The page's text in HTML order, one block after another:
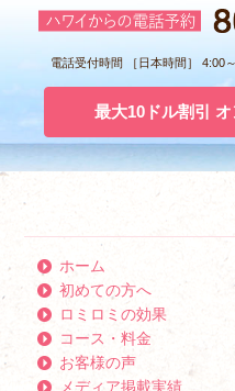
電話受付時間 ［日本時間］
最大10ドル割引
ホーム
初めての方へ
ロミロミの効果
コース・料金
お客様の声
メディア掲載実績